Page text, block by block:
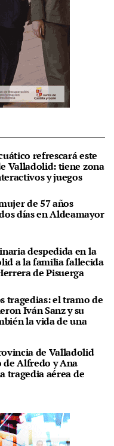
refrescará este
Valladolid: tiene zona
y juegos
de 57 años
días en Aldeamayor
despedida en la
a la familia fallecida
de Pisuerga
tragedias: el tramo de
Iván Sanz y su
la vida de una
de Valladolid
Alfredo y Ana
tragedia aérea de